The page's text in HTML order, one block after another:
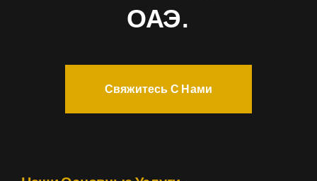
ОАЭ.
Свяжитесь С Нами